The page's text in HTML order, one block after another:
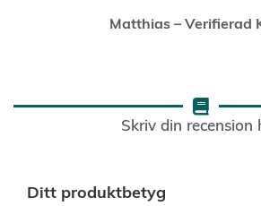
Matthias – Verifierad
Skriv din recension
Ditt produktbetyg